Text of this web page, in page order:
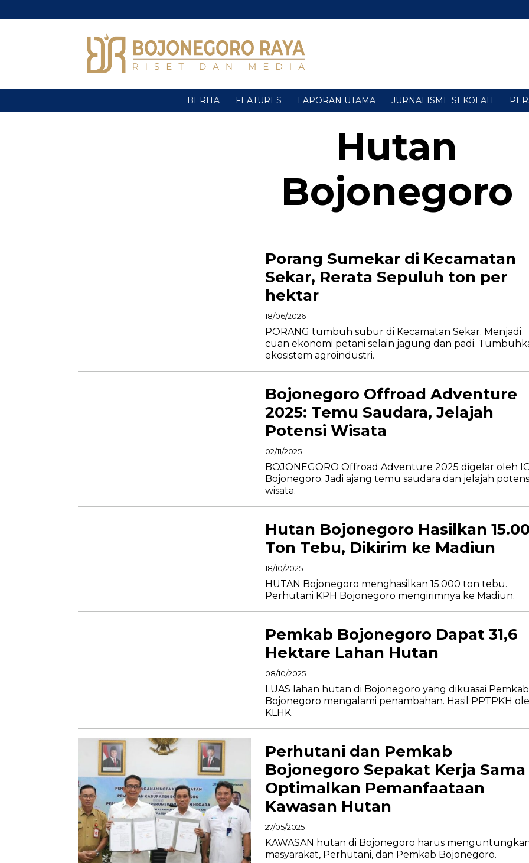
BERITA FEATURES LAPORAN UTAMA JURNALISME SEKOLAH
Hutan
Bojonegoro
Porang Sumekar di Kecamatan
Sekar, Rerata Sepuluh ton per
hektar
18/06/2026
PORANG tumbuh subur di Kecamatan Sekar. Menjadi
cuan ekonomi petani selain jagung dan padi.
ekosistem agroindustri.
Bojonegoro Offroad Adventure
2025: Temu Saudara, Jelajah
Potensi Wisata
02/11/2025
BOJONEGORO Offroad Adventure 2025 digelar oleh
Bojonegoro. Jadi ajang temu saudara dan jelajah
wisata.
Hutan Bojonegoro Hasilkan
Ton Tebu, Dikirim ke Madiun
18/10/2025
HUTAN Bojonegoro menghasilkan 15.000 ton tebu.
Perhutani KPH Bojonegoro mengirimnya ke Madiun.
Pemkab Bojonegoro Dapat 31,6
Hektare Lahan Hutan
08/10/2025
LUAS lahan hutan di Bojonegoro yang dikuasai Pemkab
Bojonegoro mengalami penambahan. Hasil PPTPKH
KLHK.
Perhutani dan Pemkab
Bojonegoro Sepakat Kerja Sama
Optimalkan Pemanfaataan
Kawasan Hutan
27/05/2025
KAWASAN hutan di Bojonegoro harus
masyarakat, Perhutani, dan Pemkab Bojonegoro.